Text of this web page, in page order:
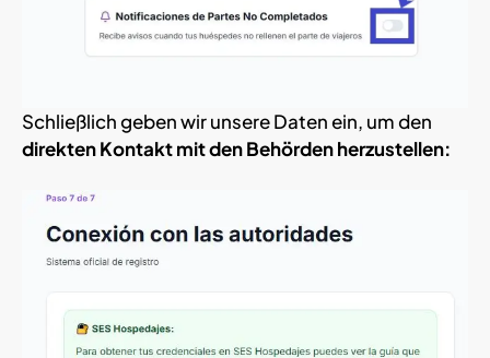
Schließlich geben wir unsere Daten ein, um den
direkten Kontakt mit den Behörden herzustellen: